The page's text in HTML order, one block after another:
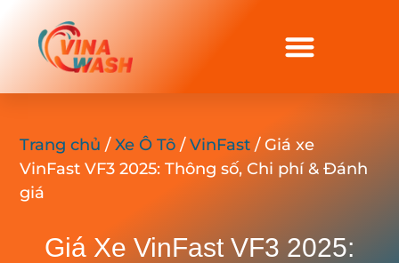
Trang chủ /Xe Ô Tô /VinFast / Giá xe
VinFast VF3 2025: Thông số, Chi phí & Đánh
giá
Giá Xe VinFast VF3 2025: